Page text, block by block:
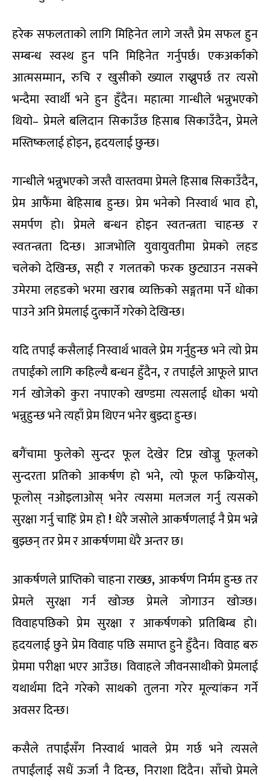
हरेक सफलताको लागि मिहिनेत लागे जस्तै प्रेम सफल हुन
सम्बन्ध स्वस्थ हुन पनि मिहिनेत गर्नुपर्छ। एकअर्काको
आत्मसम्मान, रुचि र खुसीको ख्याल राख्नुपर्छ तर त्यसो
भन्दैमा स्वार्थी भने हुन हुँदैन। महात्मा गान्धीले भन्नुभएको
थियो– प्रेमले बलिदान सिकाउँछ हिसाब सिकाउँदैन, प्रेमले
मस्तिष्कलाई होइन,हृदयलाई छुन्छ।
गान्धीले भन्नुभएको जस्तै वास्तवमा प्रेमले हिसाब सिकाउँदैन,
प्रेम आफैंमा बेहिसाब हुन्छ। प्रेम भनेको निस्वार्थ भाव हो,
समर्पण हो। प्रेमले बन्धन होइन स्वतन्त्रता चाहन्छ र
स्वतन्त्रता दिन्छ। आजभोलि युवायुवतीमा प्रेमको लहड
चलेको देखिन्छ,सही र गलतको फरक छुट्याउन नसक्ने
उमेरमा लहडको भरमा खराब व्यक्तिको सङ्गतमा पर्ने धोका
पाउने अनि प्रेमलाई दुत्कार्ने गरेको देखिन्छ।
यदि तपाईं कसैलाई निस्वार्थ भावले प्रेम गर्नुहुन्छ भने त्यो प्रेम
तपाईंको लागि कहिल्यै बन्धन हुँदैन, र तपाईंले आफूले प्राप्त
गर्न खोजेको कुरा नपाएको खण्डमा त्यसलाई धोका भयो
भन्नुहुन्छ भने त्यहाँ प्रेम थिएन भनेर बुझ्दा हुन्छ।
बगैंचामा फुलेको सुन्दर फूल देखेर टिप्न खोज्नु फूलको
सुन्दरता प्रतिको आकर्षण हो भने,त्यो फूल फक्रियोस्,
फूलोस् नओइलाओस् भनेर त्यसमा मलजल गर्नु त्यसको
सुरक्षा गर्नु चाहिं प्रेम हो! धेरै जसोले आकर्षणलाई नै प्रेम भन्ने
बुझ्छन् तर प्रेम र आकर्षणमा धेरै अन्तर छ।
आकर्षणले प्राप्तिको चाहना राख्छ, आकर्षण निर्मम हुन्छ तर
प्रेमले सुरक्षा गर्न खोज्छ प्रेमले जोगाउन खोज्छ।
विवाहपछिको प्रेम सुरक्षा र आकर्षणको प्रतिबिम्ब हो।
हृदयलाई छुने प्रेम विवाह पछि समाप्त हुने हुँदैन। विवाह बरु
प्रेममा परीक्षा भएर आउँछ। विवाहले जीवनसाथीको प्रेमलाई
यथार्थमा दिने गरेको साथको तुलना गरेर मूल्यांकन गर्ने
अवसर दिन्छ।
कसैले तपाईंसँग निस्वार्थ भावले प्रेम गर्छ भने त्यसले
तपाईंलाई सधैं ऊर्जा नै दिन्छ, निराशा दिंदैन। साँचो प्रेमले